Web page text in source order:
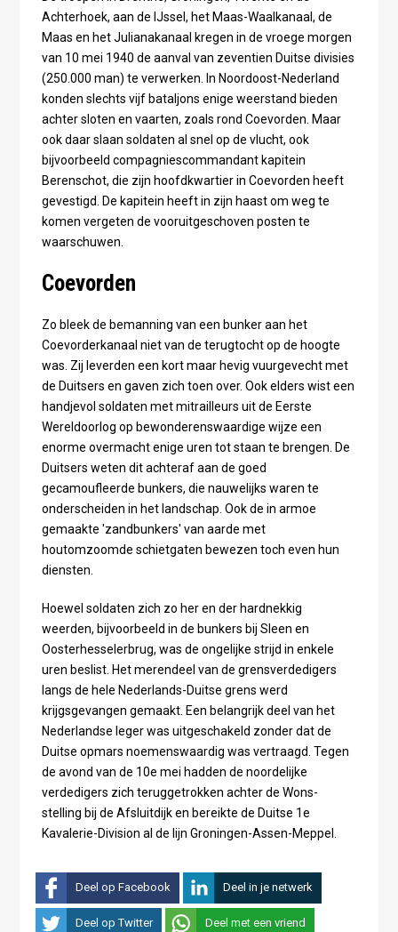
Achterhoek, aan de IJssel, het Maas-Waalkanaal, de
Maas en het Julianakanaal kregen in de vroege morgen
van 10 mei 1940 de aanval van zeventien Duitse divisies
(250.000 man) te verwerken. In Noordoost-Nederland
konden slechts vijf bataljons enige weerstand bieden
achter sloten en vaarten, zoals rond Coevorden. Maar
ook daar slaan soldaten al snel op de vlucht, ook
bijvoorbeeld compagniescommandant kapitein
Berenschot, die zijn hoofdkwartier in Coevorden heeft
gevestigd. De kapitein heeft in zijn haast om weg te
komen vergeten de vooruitgeschoven posten te
waarschuwen.
Coevorden
Zo bleek de bemanning van een bunker aan het
Coevorderkanaal niet van de terugtocht op de hoogte
was. Zij leverden een kort maar hevig vuurgevecht met
de Duitsers en gaven zich toen over. Ook elders wist een
handjevol soldaten met mitrailleurs uit de Eerste
Wereldoorlog op bewonderenswaardige wijze een
enorme overmacht enige uren tot staan te brengen. De
Duitsers weten dit achteraf aan de goed
gecamoufleerde bunkers, die nauwelijks waren te
onderscheiden in het landschap. Ook de in armoe
gemaakte 'zandbunkers' van aarde met
houtomzoomde schietgaten bewezen toch even hun
diensten.
Hoewel soldaten zich zo her en der hardnekkig
weerden, bijvoorbeeld in de bunkers bij Sleen en
Oosterhesselerbrug, was de ongelijke strijd in enkele
uren beslist. Het merendeel van de grensverdedigers
langs de hele Nederlands-Duitse grens werd
krijgsgevangen gemaakt. Een belangrijk deel van het
Nederlandse leger was uitgeschakeld zonder dat de
Duitse opmars noemenswaardig was vertraagd. Tegen
de avond van de 10e mei hadden de noordelijke
verdedigers zich teruggetrokken achter de Wons-
stelling bij de Afsluitdijk en bereikte de Duitse 1e
Kavalerie-Division al de lijn Groningen-Assen-Meppel.
Deel op Facebook Deel in je netwerk
Deel op Twitter Deel met een vriend